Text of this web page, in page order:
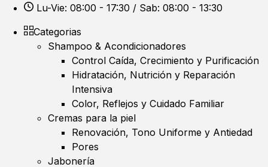
Lu-Vie: 08:00 - 17:30 / Sab: 08:00 - 13:30
Categorias
Shampoo & Acondicionadores
Control Caída, Crecimiento y Purificación
Hidratación, Nutrición y Reparación
Intensiva
Color, Reflejos y Cuidado Familiar
Cremas para la piel
Renovación, Tono Uniforme y Antiedad
Pores
Jabonería